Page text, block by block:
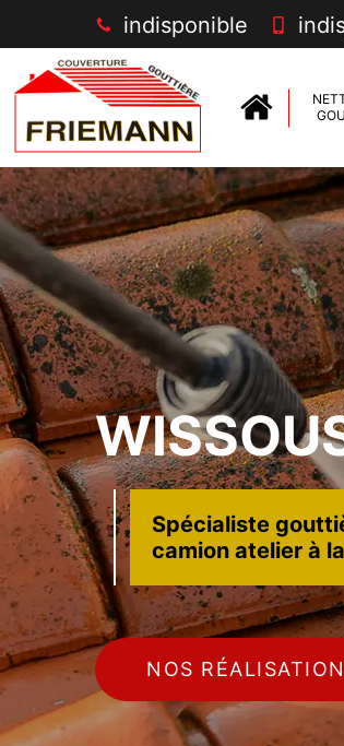
indisponible
Spécialiste
camion atelier à
NOS